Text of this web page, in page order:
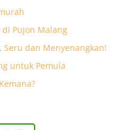
Pujon Malang
dan Menyenangkan!
untuk Pemula